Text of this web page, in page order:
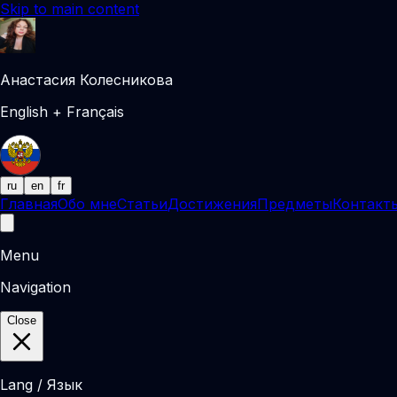
Skip to main content
Анастасия Колесникова
English + Français
ru en fr
ГлавнаяОбо мнеСтатьиДостиженияПредметы
Menu
Navigation
Close
Lang / Язык